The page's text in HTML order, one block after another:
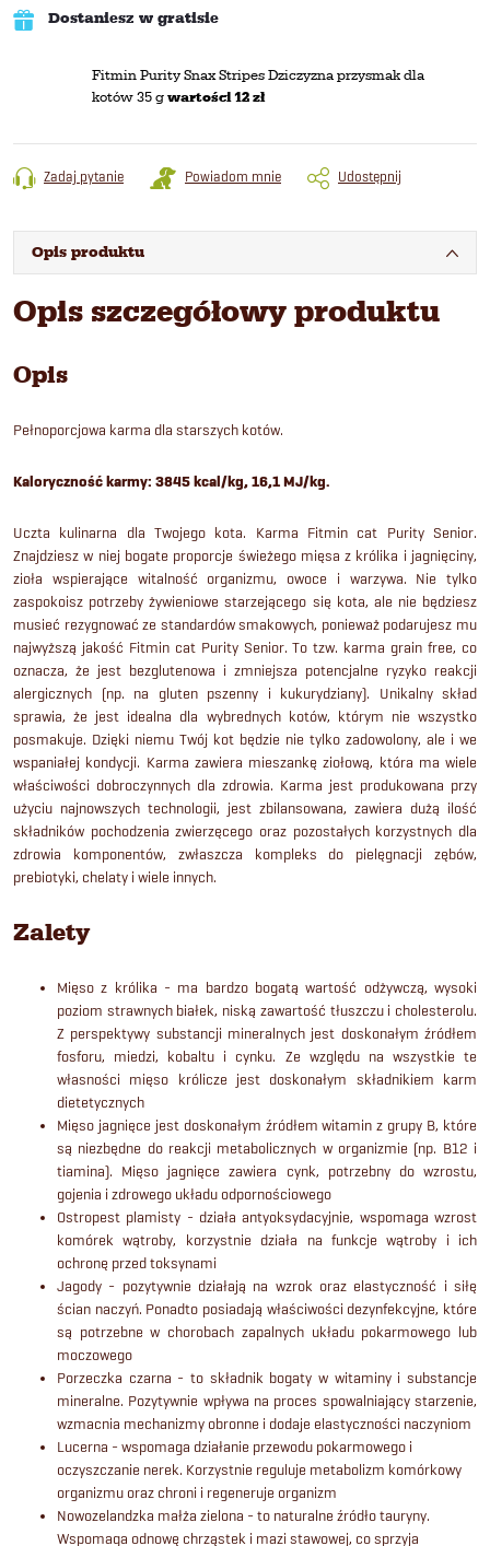
Dostaniesz w gratisie
Fitmin Purity Snax Stripes Dziczyzna przysmak dla
kotów 35 g wartości 12 zł
Zadaj pytanie Powiadom mnie Udostępnij
Opis produktu
Opis szczegółowy produktu
Opis
Pełnoporcjowa karma dla starszych kotów.
Kaloryczność karmy: 3845 kcal/kg, 16,1 MJ/kg.
Uczta kulinarna dla Twojego kota. Karma Fitmin cat Purity Senior.
Znajdziesz w niej bogate proporcje świeżego mięsa z królika i jagnięciny,
zioła wspierające witalność organizmu, owoce i warzywa. Nie tylko
zaspokoisz potrzeby żywieniowe starzejącego się kota, ale nie będziesz
musieć rezygnować ze standardów smakowych, ponieważ podarujesz mu
najwyższą jakość Fitmin cat Purity Senior. To tzw. karma grain free, co
oznacza, że jest bezglutenowa i zmniejsza potencjalne ryzyko reakcji
alergicznych (np. na gluten pszenny i kukurydziany). Unikalny skład
sprawia, że jest idealna dla wybrednych kotów, którym nie wszystko
posmakuje. Dzięki niemu Twój kot będzie nie tylko zadowolony, ale i we
wspaniałej kondycji. Karma zawiera mieszankę ziołową, która ma wiele
właściwości dobroczynnych dla zdrowia. Karma jest produkowana przy
użyciu najnowszych technologii, jest zbilansowana, zawiera dużą ilość
składników pochodzenia zwierzęcego oraz pozostałych korzystnych dla
zdrowia komponentów, zwłaszcza kompleks do pielęgnacji zębów,
prebiotyki, chelaty i wiele innych.
Zalety
Mięso z królika - ma bardzo bogatą wartość odżywczą, wysoki
poziom strawnych białek, niską zawartość tłuszczu i cholesterolu.
Z perspektywy substancji mineralnych jest doskonałym źródłem
fosforu, miedzi, kobaltu i cynku. Ze względu na wszystkie te
własności mięso królicze jest doskonałym składnikiem karm
dietetycznych
Mięso jagnięce jest doskonałym źródłem witamin z grupy B, które
są niezbędne do reakcji metabolicznych w organizmie (np. B12 i
tiamina). Mięso jagnięce zawiera cynk, potrzebny do wzrostu,
gojenia i zdrowego układu odpornościowego
Ostropest plamisty - działa antyoksydacyjnie, wspomaga wzrost
komórek wątroby, korzystnie działa na funkcje wątroby i ich
ochronę przed toksynami
Jagody - pozytywnie działają na wzrok oraz elastyczność i siłę
ścian naczyń. Ponadto posiadają właściwości dezynfekcyjne, które
są potrzebne w chorobach zapalnych układu pokarmowego lub
moczowego
Porzeczka czarna - to składnik bogaty w witaminy i substancje
mineralne. Pozytywnie wpływa na proces spowalniający starzenie,
wzmacnia mechanizmy obronne i dodaje elastyczności naczyniom
Lucerna - wspomaga działanie przewodu pokarmowego i
oczyszczanie nerek. Korzystnie reguluje metabolizm komórkowy
organizmu oraz chroni i regeneruje organizm
Nowozelandzka małża zielona - to naturalne źródło tauryny.
Wspomaga odnowę chrząstek i mazi stawowej, co sprzyja